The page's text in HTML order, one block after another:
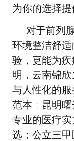
为你的选择提
对于前列
环境整洁舒
验，更能为
明，云南锦
与人性化的
范本；昆明
专业的医疗
选；公立三